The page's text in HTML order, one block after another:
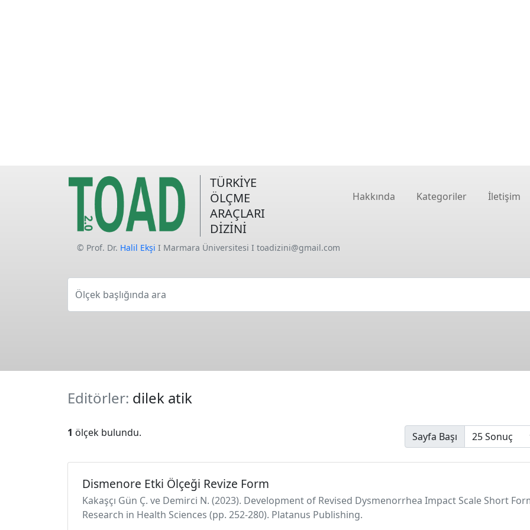
TÜRKİYE
ÖLÇME
ARAÇLARI
DİZİNİ
Hakkında Kategoriler İletişim
© Prof. Dr. Halil Ekşi I Marmara Üniversitesi I toadizini@gmail.com
Ölçek başlığında ara
Editörler: dilek atik
1 ölçek bulundu. Sayfa Başı
Dismenore Etki Ölçeği Revize Form
Kakaşçı Gün Ç. ve Demirci N. (2023). Development of Revised Dysmenorrhea Impact Scale Short
Research in Health Sciences (pp. 252-280). Platanus Publishing.